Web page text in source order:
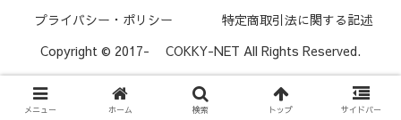
プライバシー・ポリシー
特定商取引法に関する記述
Copyright © 2017- COKKY-NET All Rights Reserved.
メニュー ホーム 検索 トップ サイドバー